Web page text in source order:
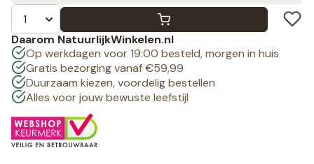
Daarom NatuurlijkWinkelen.nl
Op werkdagen voor 19:00 besteld, morgen in huis
Gratis bezorging vanaf €59,99
Duurzaam kiezen, voordelig bestellen
Alles voor jouw bewuste leefstijl